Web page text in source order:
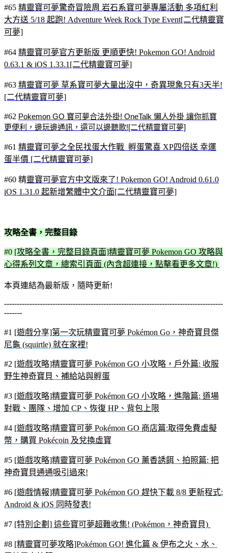
#65 精靈寶可夢驚奇冒險周 岩石系寶可夢專屬活動 多項紅利
大方送 5/18 起跑! Adventure Week Rock Type Event[二代精靈寶
可夢]
#64 精靈寶可夢官方更新版 更順更快! Pokemon GO! Android
0.63.1 & iOS 1.33.1[二代精靈寶可夢]
#63 精靈寶可夢 草系寶可夢大量出沒中，奇異現象只有3天半!
[二代精靈寶可夢]
#62 Pokemon GO 寶可夢合法外掛! OneTalk 懶人外掛 讓你抓寶
更便利，邊玩邊通訊，還可以邊聽歌![二代精靈寶可夢]
#61 精靈寶可夢之全民找蛋大作戰 孵蛋驚喜 XP四倍送 幸運
蛋半價 [二代精靈寶可夢]
#60 精靈寶可夢官方中文版來了! Pokemon GO! Android 0.61.0
iOS 1.31.0 起新增繁體中文介面[二代精靈寶可夢]
攻略全書，完整目錄
#0 [攻略全書，完整目錄頁面]精靈寶可夢 Pokemon GO 攻略與
心得系列文章，總索引頁面 (內含超連接，點擊看更多文章!)
本頁連結為最新版，隨時更新!
--------------------------------------------------------------------------------------
-------
#1 [遊戲分享]第一次玩精靈寶可夢 Pokémon Go，神奇寶貝傑
尼龜 (squirtle) 就在家裡!
#2 [遊戲攻略]精靈寶可夢 Pokémon GO 小攻略，戶外篇: 收服
野生神奇寶貝、補給站與孵蛋
#3 [遊戲攻略]精靈寶可夢 Pokémon GO 小攻略，進階篇: 道場
對戰、團隊、增加 CP、恢復 HP、背包上限
#4 [遊戲攻略]精靈寶可夢 Pokémon GO 商店篇:取得免費虛擬
幣，購買 Pokécoin 及兌換虛寶
#5 [遊戲攻略]精靈寶可夢 Pokémon GO 薰香誘餌、拍照篇: 把
神奇寶貝通通吸引過來!
#6 [遊戲情報]精靈寶可夢 Pokémon GO 趕快下載 8/8 更新程式:
Android & iOS 同時發表!
#7 [特別企劃] 這些寶可夢超難收集! (Pokémon，神奇寶貝)
#8 [精靈寶可夢攻略]Pokémon GO! 進化篇 & 伊布之火、水、